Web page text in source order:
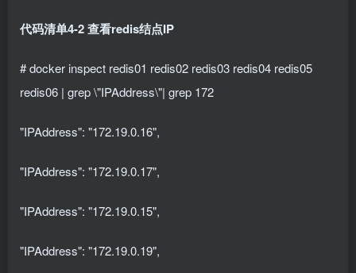
代码清单4-2 查看redis结点IP
# docker inspect redis01 redis02 redis03 redis04 redis05
redis06 | grep \"IPAddress\"| grep 172
"IPAddress": "172.19.0.16",
"IPAddress": "172.19.0.17",
"IPAddress": "172.19.0.15",
"IPAddress": "172.19.0.19",